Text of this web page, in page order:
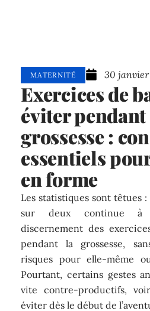
MATERNITÉ 30 janvier
Exercices de
éviter
grossesse :
essentiels
en forme
Les statistiques sont têtues :
sur deux continue à
discernement des
pendant la grossesse,
risques pour elle-même
Pourtant, certains gestes
vite contre-productifs,
éviter dès le début de